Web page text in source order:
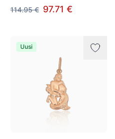
114.95 € 97.71 €
Uusi